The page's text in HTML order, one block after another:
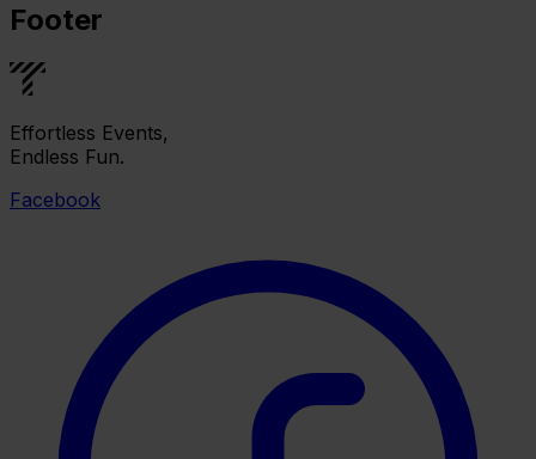
Footer
Effortless Events,
Endless Fun.
Facebook